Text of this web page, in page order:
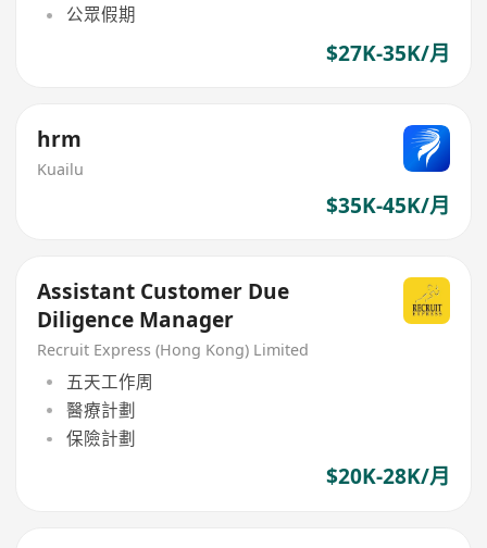
公眾假期
$27K-35K/月
hrm
Kuailu
$35K-45K/月
Assistant Customer Due
Diligence Manager
Recruit Express (Hong Kong) Limited
五天工作周
醫療計劃
保險計劃
$20K-28K/月